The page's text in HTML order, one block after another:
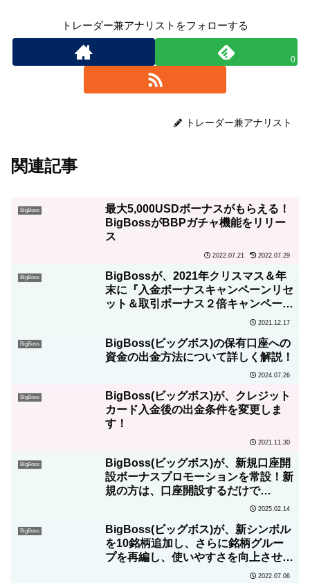
トレーダー兼アナリストをフォローする
0
トレーダー兼アナリスト
関連記事
BigBoss
最大5,000USDボーナスがもらえる！
BigBossがBBPガチャ機能をリリー
ス
2022.07.21 2022.07.29
BigBoss
BigBossが、2021年クリスマス＆年
末に『入金ボーナスキャンペーンリセ
ット＆取引ボーナス２倍キャンペー
2021.12.17
BigBoss
BigBoss(ビッグボス)の保有口座への
資金の出金方法について詳しく解説！
2024.07.26
BigBoss
BigBoss(ビッグボス)が、クレジット
カード入金後の出金条件を変更しま
す！
2021.11.30
BigBoss
BigBoss(ビッグボス)が、新規口座開
設ボーナスプロモーションを常設！新
規の方は、口座開設するだけで
2025.02.14
BigBoss
BigBoss(ビッグボス)が、新シンボル
を10銘柄追加し、さらに銘柄グルー
プを再編し、使いやすさを向上させま
2022.07.06